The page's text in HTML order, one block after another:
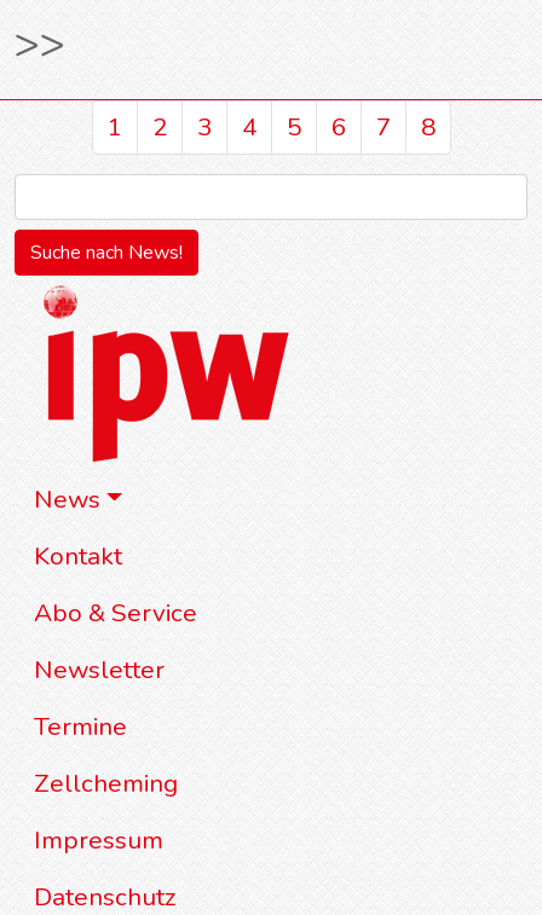
News
Kontakt
Abo & Service
Newsletter
Termine
Zellcheming
Impressum
Datenschutz
>>
1 2 3 4 5 6 7 8